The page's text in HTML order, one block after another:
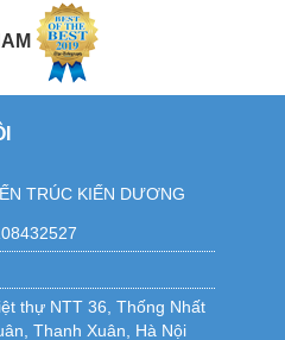
TRÚC KIẾN DƯƠNG
thự NTT 36, Thống Nhất
Thanh Xuân, Hà Nội